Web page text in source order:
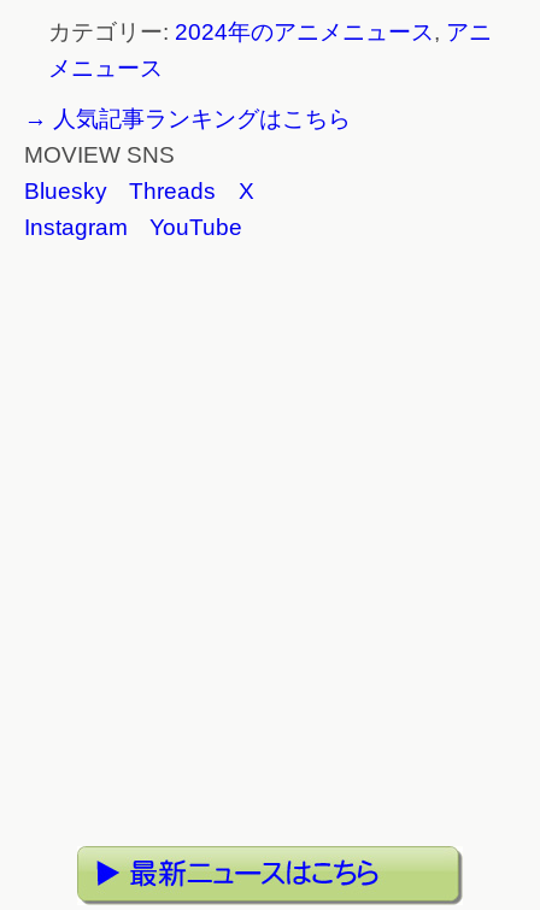
カテゴリー: 2024年のアニメニュース, アニ
メニュース
→ 人気記事ランキングはこちら
MOVIEW SNS
Bluesky
Threads
X
Instagram
YouTube